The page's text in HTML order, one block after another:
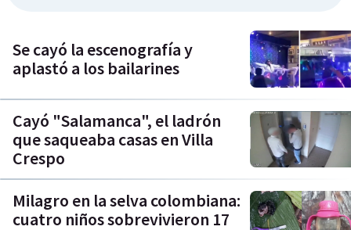
Se cayó la escenografía y
aplastó a los bailarines
Cayó "Salamanca", el ladrón
que saqueaba casas en Villa
Crespo
Milagro en la selva colombiana:
cuatro niños sobrevivieron 17